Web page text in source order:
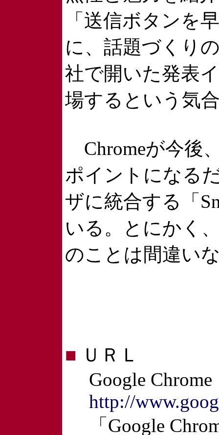
「送信ボタンを
に、話題づくり
社で開いた発表
場するという気
Chromeが今後
ポイントになる
ザに統合する「
いる。とにかく
のことは間違い
■ ＵＲＬ
Google Chrome
http://
「Google